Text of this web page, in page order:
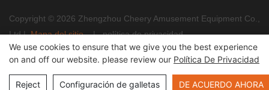
Copyright © 2026 Zhengzhou Cheery Amusement Equipment Co.,
Ltd |Mapa del sitio |política de privacidad
We use cookies to ensure that we give you the best experience
on and off our website. please review our Política De Privacidad
Reject Configuración de galletas DE ACUERDO AHORA